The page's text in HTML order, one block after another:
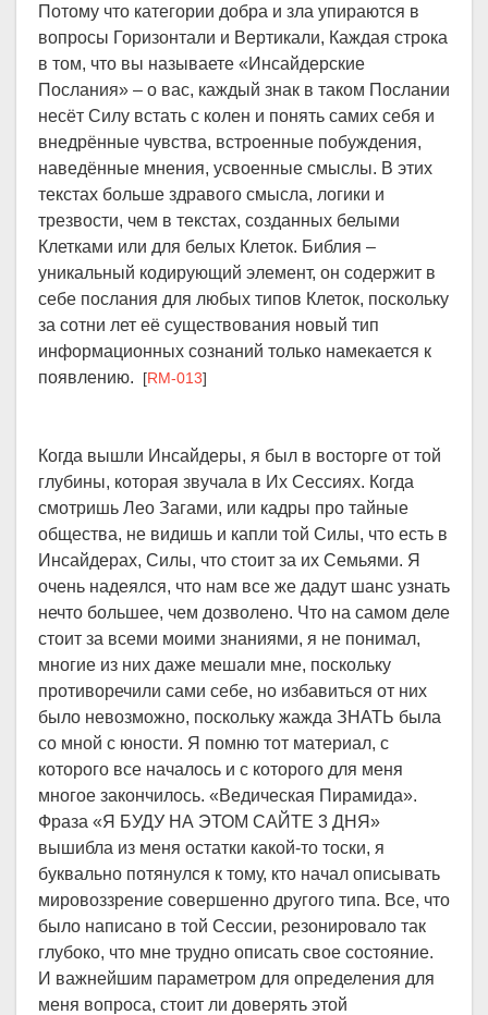
Потому что категории добра и зла упираются в
вопросы Горизонтали и Вертикали, Каждая строка
в том, что вы называете «Инсайдерские
Послания» – о вас, каждый знак в таком Послании
несёт Силу встать с колен и понять самих себя и
внедрённые чувства, встроенные побуждения,
наведённые мнения, усвоенные смыслы. В этих
текстах больше здравого смысла, логики и
трезвости, чем в текстах, созданных белыми
Клетками или для белых Клеток. Библия –
уникальный кодирующий элемент, он содержит в
себе послания для любых типов Клеток, поскольку
за сотни лет её существования новый тип
информационных сознаний только намекается к
появлению. [RM-013]
Когда вышли Инсайдеры, я был в восторге от той
глубины, которая звучала в Их Сессиях. Когда
смотришь Лео Загами, или кадры про тайные
общества, не видишь и капли той Силы, что есть в
Инсайдерах, Силы, что стоит за их Семьями. Я
очень надеялся, что нам все же дадут шанс узнать
нечто большее, чем дозволено. Что на самом деле
стоит за всеми моими знаниями, я не понимал,
многие из них даже мешали мне, поскольку
противоречили сами себе, но избавиться от них
было невозможно, поскольку жажда ЗНАТЬ была
со мной с юности. Я помню тот материал, с
которого все началось и с которого для меня
многое закончилось. «Ведическая Пирамида».
Фраза «Я БУДУ НА ЭТОМ САЙТЕ 3 ДНЯ»
вышибла из меня остатки какой-то тоски, я
буквально потянулся к тому, кто начал описывать
мировоззрение совершенно другого типа. Все, что
было написано в той Сессии, резонировало так
глубоко, что мне трудно описать свое состояние.
И важнейшим параметром для определения для
меня вопроса, стоит ли доверять этой